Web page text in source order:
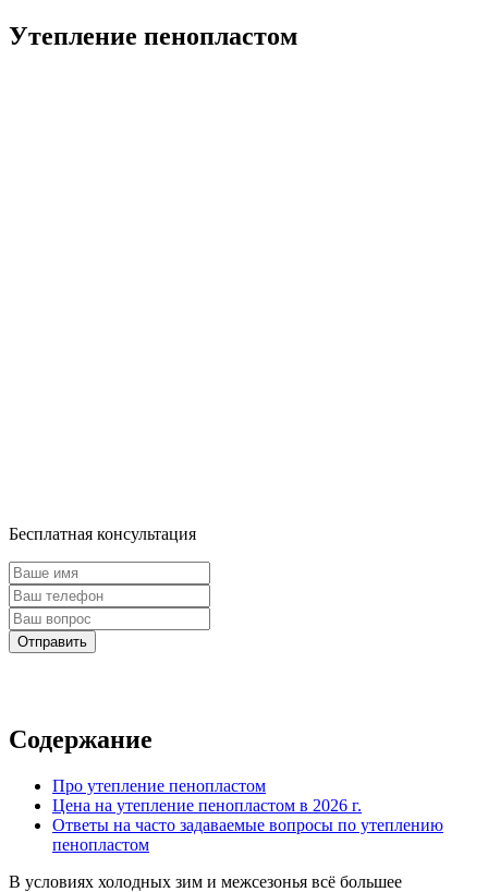
Утепление пенопластом
Бесплатная консультация
Содержание
Про утепление пенопластом
Цена на утепление пенопластом в 2026 г.
Ответы на часто задаваемые вопросы по утеплению
пенопластом
В условиях холодных зим и межсезонья всё большее